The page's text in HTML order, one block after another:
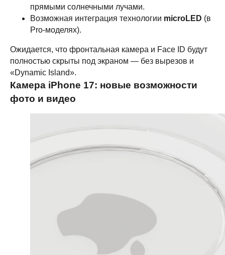
прямыми солнечными лучами.
Возможная интеграция технологии microLED (в
Pro-моделях).
Ожидается, что фронтальная камера и Face ID будут
полностью скрыты под экраном — без вырезов и
«Dynamic Island».
Камера iPhone 17: новые возможности
фото и видео